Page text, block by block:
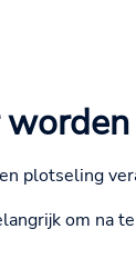
worden
plotseling
om na